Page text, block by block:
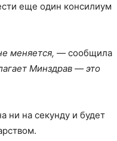
еще один консилиум
меняется, — сообщила
Минздрав — это
ни на секунду и будет